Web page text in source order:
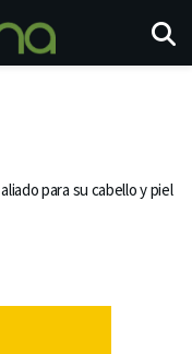
para su cabello y piel